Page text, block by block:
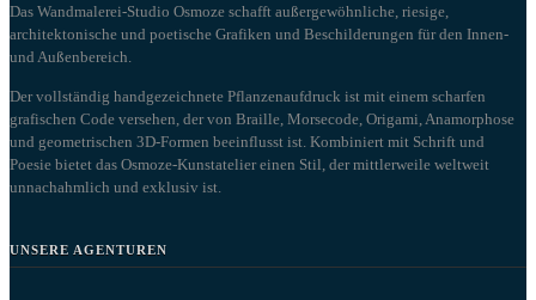
Das Wandmalerei-Studio Osmoze schafft außergewöhnliche, riesige,
architektonische und poetische Grafiken und Beschilderungen für den Innen-
und Außenbereich.
Der vollständig handgezeichnete Pflanzenaufdruck ist mit einem scharfen
grafischen Code versehen, der von Braille, Morsecode, Origami, Anamorphose
und geometrischen 3D-Formen beeinflusst ist. Kombiniert mit Schrift und
Poesie bietet das Osmoze-Kunstatelier einen Stil, der mittlerweile weltweit
unnachahmlich und exklusiv ist.
UNSERE AGENTUREN